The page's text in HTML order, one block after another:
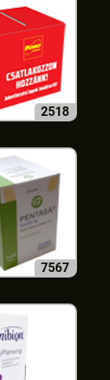
2518
7567